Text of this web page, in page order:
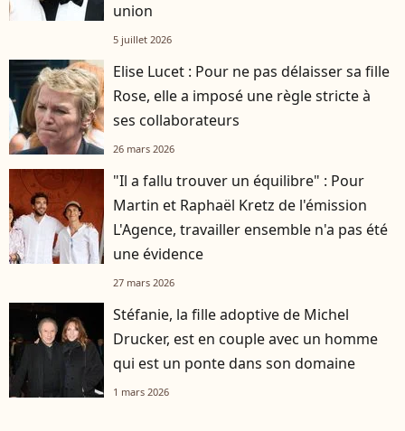
union
5 juillet 2026
Elise Lucet : Pour ne pas délaisser sa fille
Rose, elle a imposé une règle stricte à
ses collaborateurs
26 mars 2026
"Il a fallu trouver un équilibre" : Pour
Martin et Raphaël Kretz de l'émission
L'Agence, travailler ensemble n'a pas été
une évidence
27 mars 2026
Stéfanie, la fille adoptive de Michel
Drucker, est en couple avec un homme
qui est un ponte dans son domaine
1 mars 2026